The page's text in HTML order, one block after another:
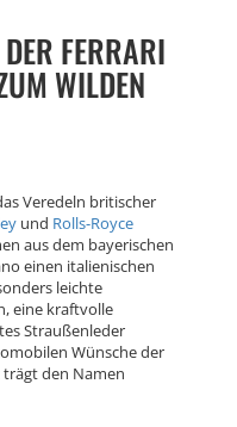
FERRARI
WILDEN
Veredeln britischer
und Rolls-Royce
aus dem bayerischen
einen italienischen
leichte
eine kraftvolle
Straußenleder
Wünsche der
trägt den Namen